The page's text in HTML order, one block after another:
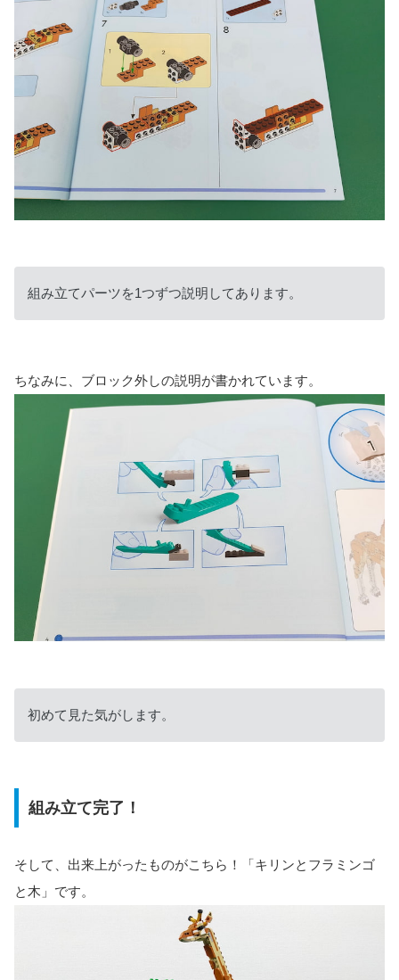
組み立てパーツを1つずつ説明してあります。
ちなみに、ブロック外しの説明が書かれています。
初めて見た気がします。
組み立て完了！
そして、出来上がったものがこちら！「キリンとフラミンゴ
と木」です。